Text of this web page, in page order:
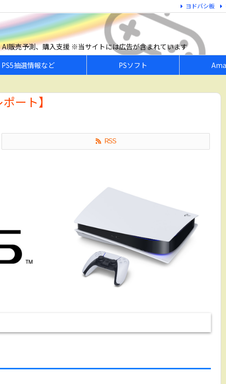
販売予測、購入支援 ※当サイトには広告が含まれています
PS5抽選情報など PSソフト
ヨドバシ板
ート】
RSS